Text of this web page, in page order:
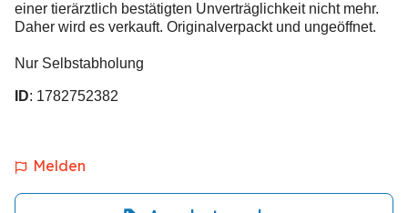
einer tierärztlich bestätigten Unverträglichkeit nicht mehr.
Daher wird es verkauft. Originalverpackt und ungeöffnet.
Nur Selbstabholung
ID: 1782752382
Melden